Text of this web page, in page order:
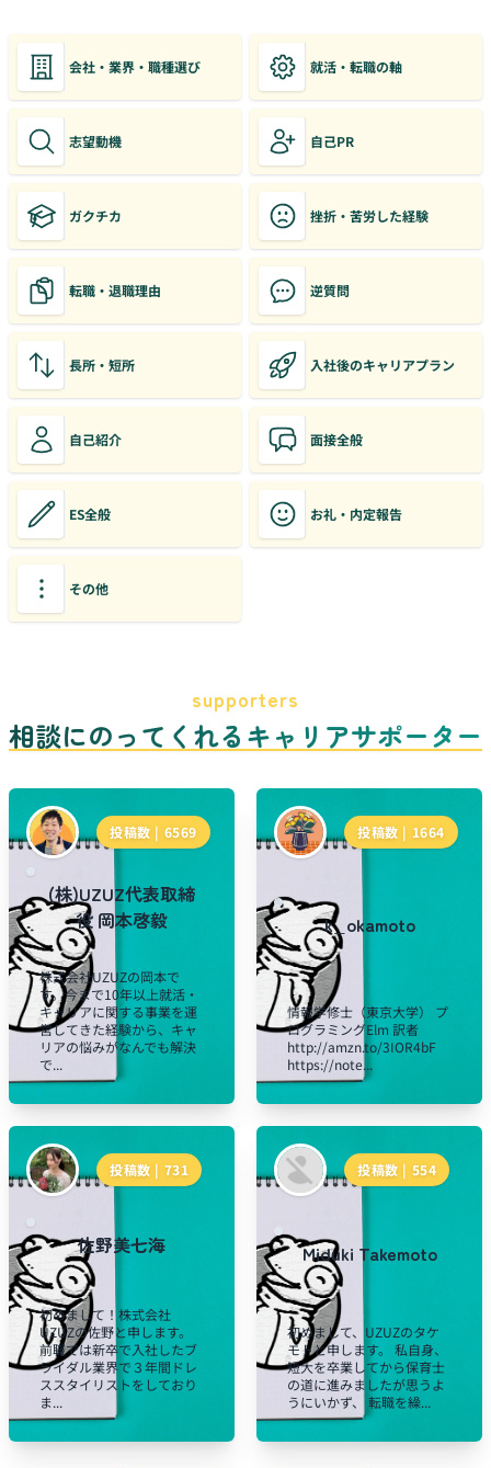
会社・業界・職種選び 就活・転職の軸
志望動機 自己PR
ガクチカ 挫折・苦労した経験
転職・退職理由 逆質問
長所・短所 入社後のキャリアプラン
自己紹介 面接全般
ES全般 お礼・内定報告
その他
supporters
相談にのってくれるキャリアサポーター
投稿数 | 6569
(株)UZUZ代表取締
役 岡本啓毅
株式会社UZUZの岡本で
す。今まで10年以上就活・
キャリアに関する事業を運
営してきた経験から、キャ
リアの悩みがなんでも解決
で...
投稿数 | 1664
k_okamoto
情報学修士（東京大学） プ
ログラミングElm 訳者
http://amzn.to/3IOR4bF
https://note...
投稿数 | 731
佐野美七海
初めまして！株式会社
UZUZの佐野と申します。
前職では新卒で入社したブ
ライダル業界で３年間ドレ
ススタイリストをしており
ま...
投稿数 | 554
Miduki Takemoto
初めまして、UZUZのタケ
モトと申します。 私自身、
短大を卒業してから保育士
の道に進みましたが思うよ
うにいかず、 転職を繰...